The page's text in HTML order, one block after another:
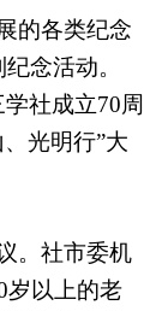
的各类纪念
念活动。
学社成立70周
光明行”大
。社市委机
岁以上的老